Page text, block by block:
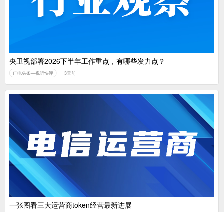
央卫视部署2026下半年工作重点，有哪些发力点？
广电头条—视听快评 3天前
一张图看三大运营商token经营最新进展